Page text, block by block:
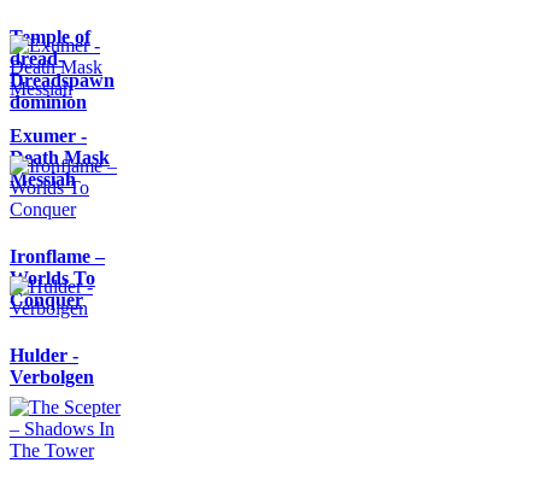
Temple of
dread-
Dreadspawn
dominion
Exumer -
Death Mask
Messiah
Ironflame –
Worlds To
Conquer
Hulder -
Verbolgen